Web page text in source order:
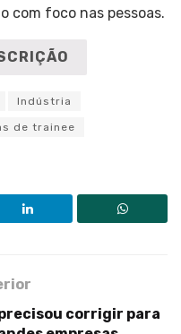
com foco nas pessoas.
Indústria
de trainee
corrigir para